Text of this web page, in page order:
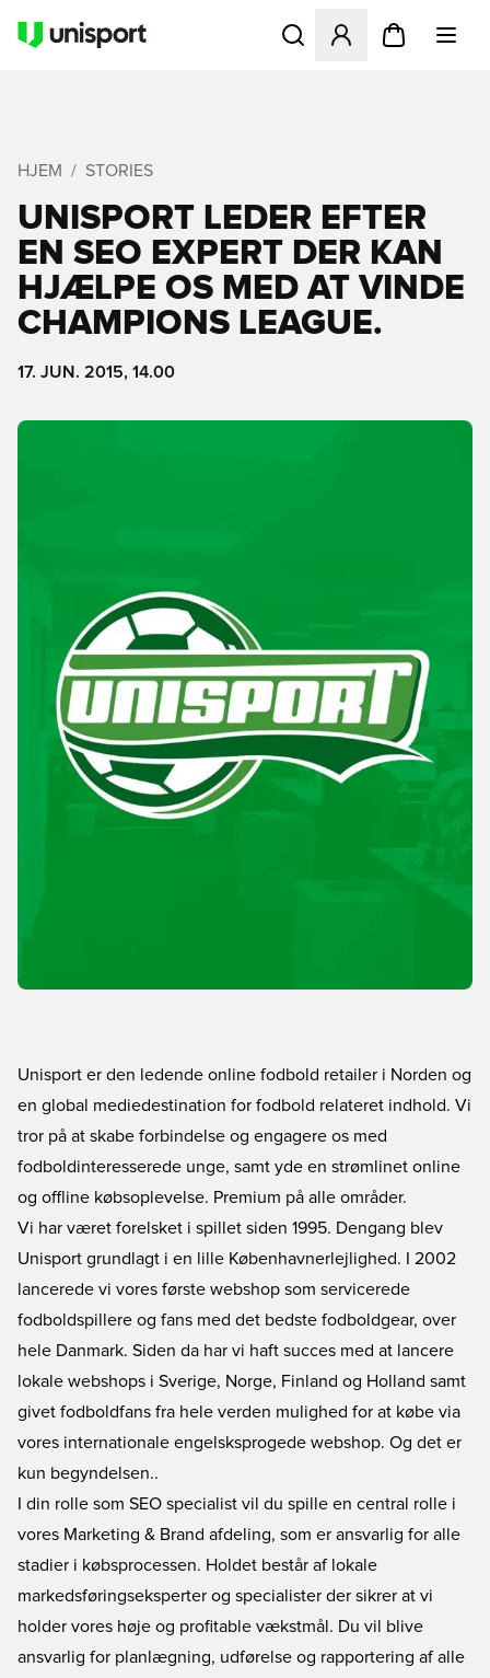
Åbner en Modal til at
HJEM STORIES
UNISPORT LEDER EFTER
EN SEO EXPERT DER KAN
HJÆLPE OS MED AT VINDE
CHAMPIONS LEAGUE.
17. JUN. 2015, 14.00
Unisport er den ledende online fodbold retailer i Norden og
en global mediedestination for fodbold relateret indhold. Vi
tror på at skabe forbindelse og engagere os med
fodboldinteresserede unge, samt yde en strømlinet online
og offline købsoplevelse. Premium på alle områder.
Vi har været forelsket i spillet siden 1995. Dengang blev
Unisport grundlagt i en lille Københavnerlejlighed. I 2002
lancerede vi vores første webshop som servicerede
fodboldspillere og fans med det bedste fodboldgear, over
hele Danmark. Siden da har vi haft succes med at lancere
lokale webshops i Sverige, Norge, Finland og Holland samt
givet fodboldfans fra hele verden mulighed for at købe via
vores internationale engelsksprogede webshop. Og det er
kun begyndelsen..
I din rolle som SEO specialist vil du spille en central rolle i
vores Marketing & Brand afdeling, som er ansvarlig for alle
stadier i købsprocessen. Holdet består af lokale
markedsføringseksperter og specialister der sikrer at vi
holder vores høje og profitable vækstmål. Du vil blive
ansvarlig for planlægning, udførelse og rapportering af alle